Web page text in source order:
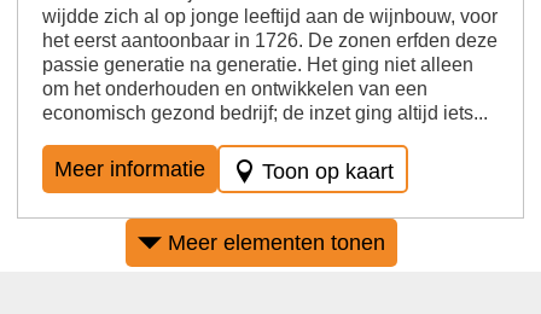
wijdde zich al op jonge leeftijd aan de wijnbouw, voor
het eerst aantoonbaar in 1726. De zonen erfden deze
passie generatie na generatie. Het ging niet alleen
om het onderhouden en ontwikkelen van een
economisch gezond bedrijf; de inzet ging altijd iets...
Meer informatie Toon op kaart
Meer elementen tonen